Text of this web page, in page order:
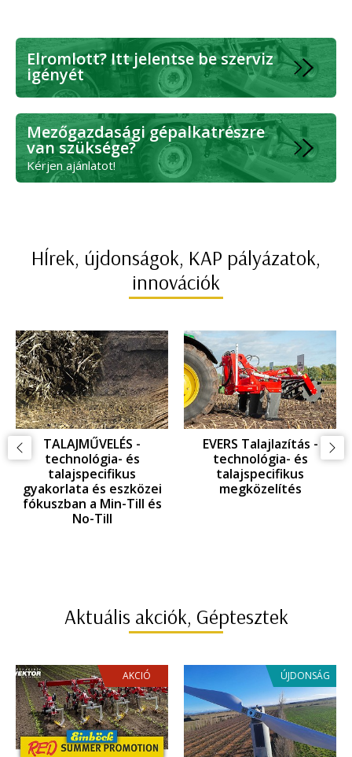
Elromlott? Itt jelentse be szerviz
igényét
Mezőgazdasági gépalkatrészre
van szüksége?
Kérjen ajánlatot!
HÍrek, újdonságok, KAP pályázatok,
innovációk
TALAJMŰVELÉS -
technológia- és
talajspecifikus
gyakorlata és eszközei
fókuszban a Min-Till és
No-Till
EVERS Talajlazítás -
technológia- és
talajspecifikus
megközelítés
Aktuális akciók, Géptesztek
AKCIÓ ÚJDONSÁG